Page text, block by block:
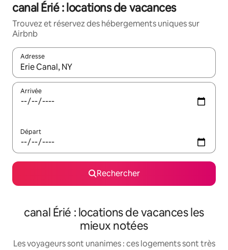
canal Érié : locations de vacances
Trouvez et réservez des hébergements uniques sur
Airbnb
Adresse
Lorsque les résultats s'affichent, utilisez les flèches vers le
Arrivée
Départ
Rechercher
canal Érié : locations de vacances les
mieux notées
Les voyageurs sont unanimes : ces logements sont très